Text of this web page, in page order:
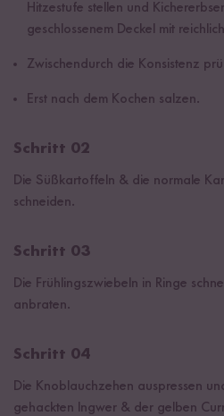
Hitzestufe stellen und
geschlossenem Deckel mit
Zwischendurch die Konsistenz
Erst nach dem Kochen salzen.
Schritt 02
Die Süßkartoffeln & die normale
schneiden.
Schritt 03
Die Frühlingszwiebeln in Ringe
anbraten.
Schritt 04
Die Knoblauchzehen auspressen
gehackten Ingwer & der gelben